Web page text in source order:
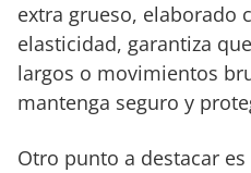
extra grueso, elaborado
elasticidad, garantiza
largos o movimientos
mantenga seguro y
Otro punto a destacar